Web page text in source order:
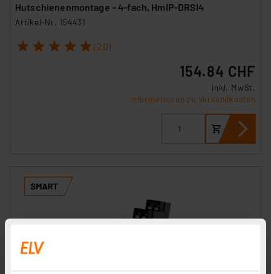
Hutschienenmontage – 4-fach, HmIP-DRSI4
Artikel-Nr. 154431
1 2 3 4 5 (20)
154.84 CHF
inkl. MwSt.
Informationen zu Versandkosten